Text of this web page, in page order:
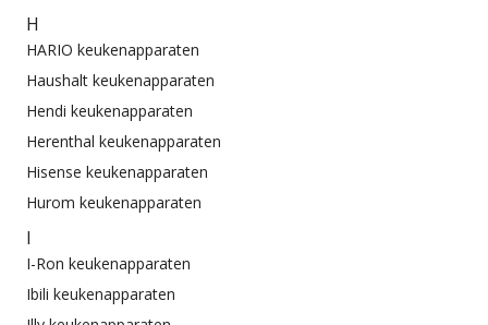
H
HARIO keukenapparaten
Haushalt keukenapparaten
Hendi keukenapparaten
Herenthal keukenapparaten
Hisense keukenapparaten
Hurom keukenapparaten
I
I-Ron keukenapparaten
Ibili keukenapparaten